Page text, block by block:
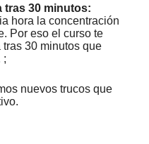
tras 30 minutos:
hora la concentración
Por eso el curso te
tras 30 minutos que
;
nuevos trucos que